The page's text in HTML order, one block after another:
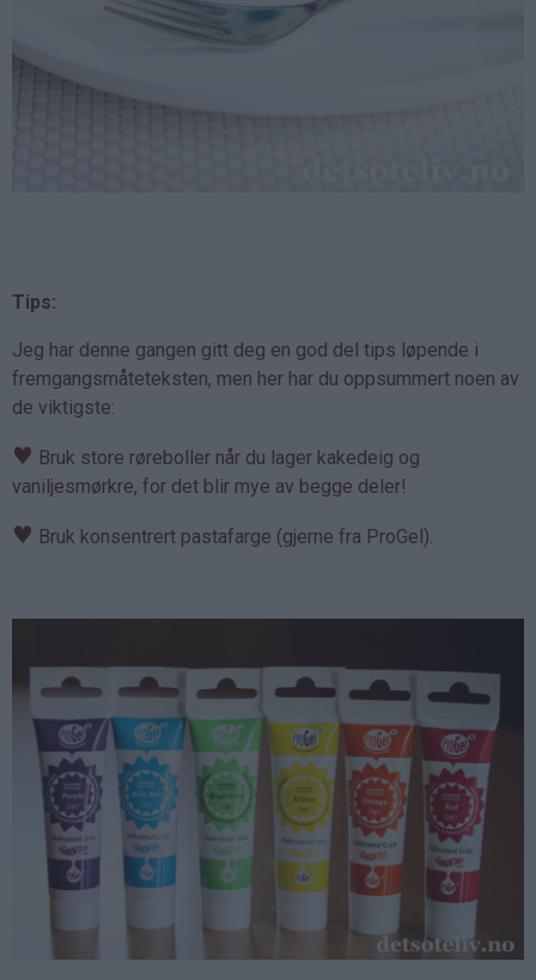
Tips:
Jeg har denne gangen gitt deg en god del tips løpende i
fremgangsmåteteksten, men her har du oppsummert noen av
de viktigste:
♥ Bruk store røreboller når du lager kakedeig og
vaniljesmørkre, for det blir mye av begge deler!
♥ Bruk konsentrert pastafarge (gjerne fra ProGel).